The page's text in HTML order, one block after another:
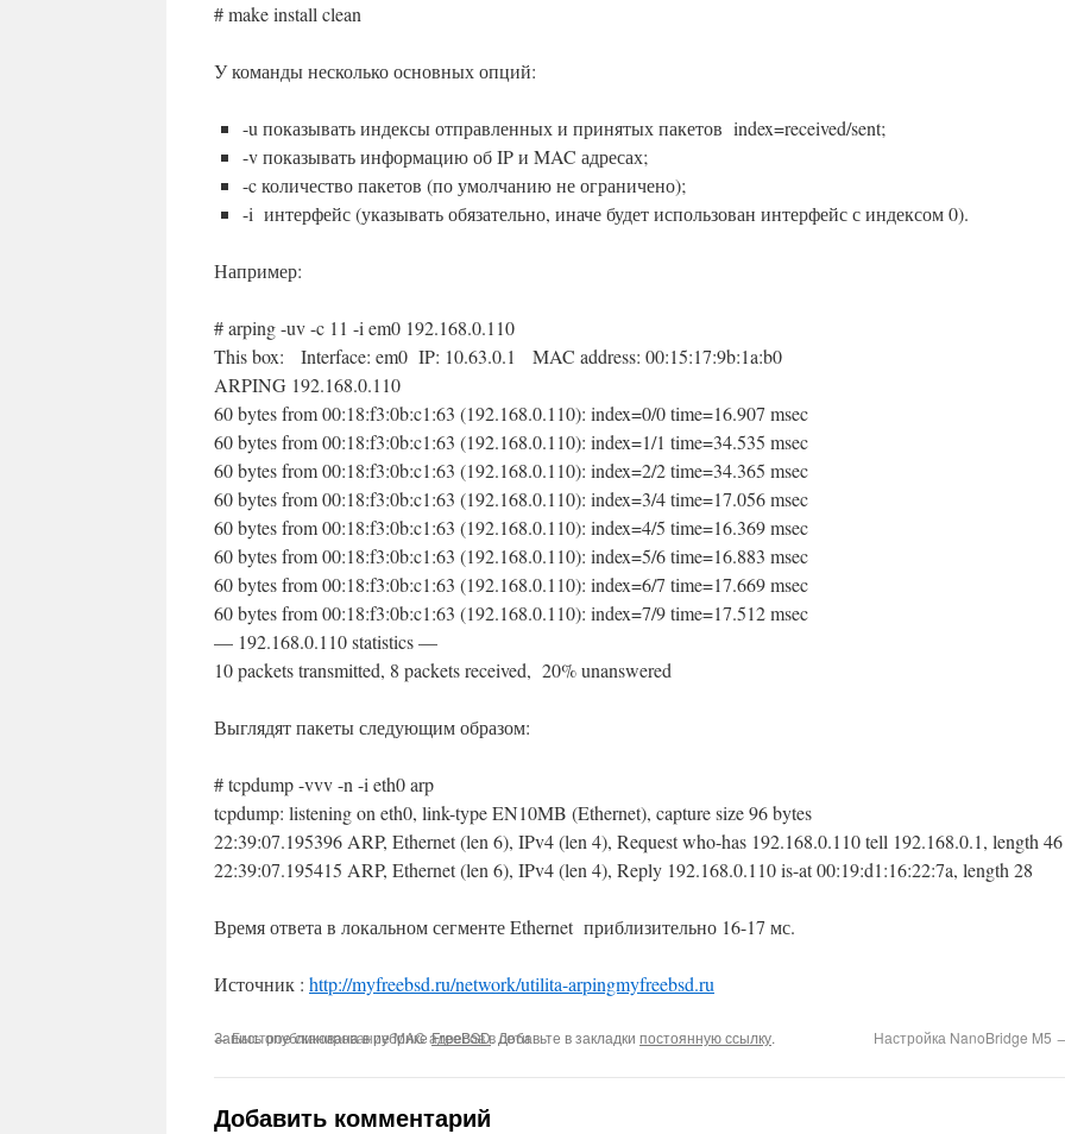
# make install clean
У команды несколько основных опций:
-u показывать индексы отправленных и принятых пакетов index=received/sent;
-v показывать информацию об IP и MAC адресах;
-c количество пакетов (по умолчанию не ограничено);
-i интерфейс (указывать обязательно, иначе будет использован интерфейс с индексом 0).
Например:
# arping -uv -c 11 -i em0 192.168.0.110
This box: Interface: em0 IP: 10.63.0.1 MAC address: 00:15:17:9b:1a:b0
ARPING 192.168.0.110
60 bytes from 00:18:f3:0b:c1:63 (192.168.0.110): index=0/0 time=16.907 msec
60 bytes from 00:18:f3:0b:c1:63 (192.168.0.110): index=1/1 time=34.535 msec
60 bytes from 00:18:f3:0b:c1:63 (192.168.0.110): index=2/2 time=34.365 msec
60 bytes from 00:18:f3:0b:c1:63 (192.168.0.110): index=3/4 time=17.056 msec
60 bytes from 00:18:f3:0b:c1:63 (192.168.0.110): index=4/5 time=16.369 msec
60 bytes from 00:18:f3:0b:c1:63 (192.168.0.110): index=5/6 time=16.883 msec
60 bytes from 00:18:f3:0b:c1:63 (192.168.0.110): index=6/7 time=17.669 msec
60 bytes from 00:18:f3:0b:c1:63 (192.168.0.110): index=7/9 time=17.512 msec
— 192.168.0.110 statistics —
10 packets transmitted, 8 packets received, 20%unanswered
Выглядят пакеты следующим образом:
# tcpdump -vvv -n -i eth0 arp
tcpdump: listening on eth0, link-type EN10MB (Ethernet), capture size 96 bytes
22:39:07.195396 ARP, Ethernet(len 6), IPv4(len 4), Request who-has 192.168.0.110 tell 192.168.0.1, length 46
22:39:07.195415 ARP, Ethernet(len 6), IPv4(len 4), Reply 192.168.0.110 is-at 00:19:d1:16:22:7a, length 28
Время ответа в локальном сегменте Ethernet приблизительно 16-17 мс.
Источник : http://myfreebsd.ru/network/utilita-arpingmyfreebsd.ru
Запись опубликована в рубрикеFreeBSD. Добавьте в закладки постоянную ссылку.
←Быстрое сканирование MAC адресов в сети Настройка NanoBridge M5
Добавить комментарий
This plugin created by